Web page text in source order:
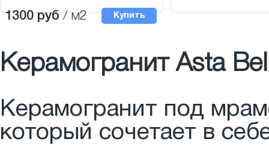
1300 руб/ м2 Купить
Керамогранит Asta
Керамогранит под
который сочетает в